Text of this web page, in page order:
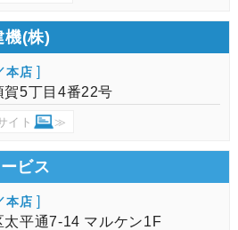
機(株)
本店 ]
賀5丁目4番22号
イト ≫
ビス
本店 ]
平通7-14 マルケン1F